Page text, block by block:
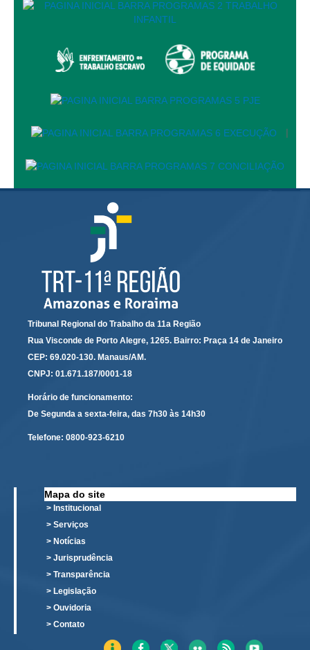
Comissão Permanente de Avaliação Documental
Governança
Governança de TI
Rede de Governança Colaborativa
Laboratório de Inovação
Assessoria de Governança de Gestão de Pessoas
Sites Institucionais
Biblioteca
Centro de Memória
Educação a distância
Comissão Permanente de Acessibilidade e Inclusão
Escola Judicial
Programa Trabalho Seguro
Coordenadoria de Saúde
Serviços
Ação Trabalhista (Atermação)
Atermação On-line - Interior de Roraima
Atermação On-line - Interior do Amazonas
Glossário
Consulta de Pautas
|
Tribunal Regional do Trabalho da 11a Região
Rua Visconde de Porto Alegre, 1265. Bairro: Praça 14 de Janeiro
CEP: 69.020-130. Manaus/AM.
CNPJ: 01.671.187/0001-18
Horário de funcionamento:
De Segunda a sexta-feira, das 7h30 às 14h30
Telefone: 0800-923-6210
Mapa do site
> Institucional
> Serviços
> Notícias
> Jurisprudência
> Transparência
> Legislação
> Ouvidoria
> Contato